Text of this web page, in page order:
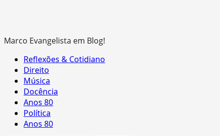
Marco Evangelista em Blog!
Primary
Menu
Reflexões & Cotidiano
Direito
Música
Docência
Anos 80
Política
Anos 80